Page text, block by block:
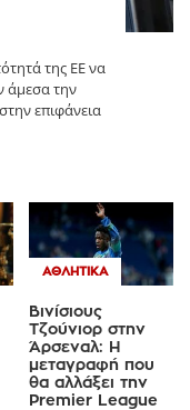
της ΕΕ να
άμεσα την
επιφάνεια
ΑΘΛΗΤΙΚΆ
Βινίσιους
Τζούνιορ στην
Άρσεναλ: Η
μεταγραφή που
θα αλλάξει την
Premier League